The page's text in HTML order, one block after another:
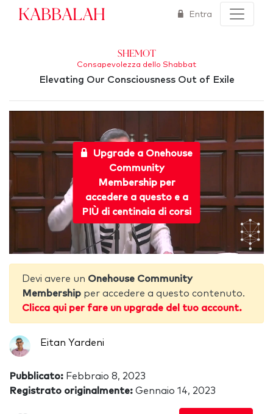
Kabbalah Entra
Shemot
Consapevolezza dello Shabbat
Elevating Our Consciousness Out of Exile
Upgrade a Onehouse
Community
Membership per
accedere a questo e a
PIÙ di centinaia di corsi
Devi avere un Onehouse Community
Membership per accedere a questo contenuto.
Clicca qui per fare un upgrade del tuo account.
Eitan Yardeni
Pubblicato: Febbraio 8, 2023
Registrato originalmente: Gennaio 14, 2023